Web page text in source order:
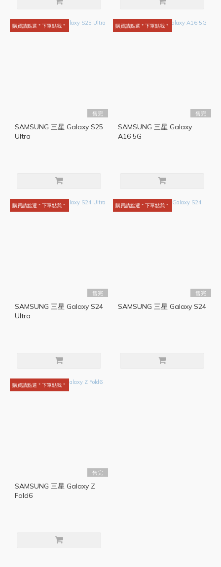
購買請點選＂下單點我＂
售完
SAMSUNG 三星 Galaxy S25
Ultra
購買請點選＂下單點我＂
售完
SAMSUNG 三星 Galaxy
A16 5G
購買請點選＂下單點我＂
售完
SAMSUNG 三星 Galaxy S24
Ultra
購買請點選＂下單點我＂
售完
SAMSUNG 三星 Galaxy S24
購買請點選＂下單點我＂
售完
SAMSUNG 三星 Galaxy Z
Fold6